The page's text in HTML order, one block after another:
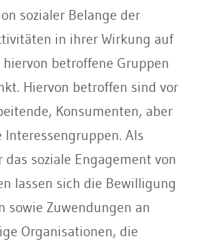
sozialer Belange der
in ihrer Wirkung auf
betroffene Gruppen
Hiervon betroffen sind vor
Konsumenten, aber
Interessengruppen. Als
das soziale Engagement von
lassen sich die Bewilligung
sowie Zuwendungen an
Organisationen, die